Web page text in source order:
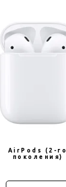
AirPods (2-го
поколения)